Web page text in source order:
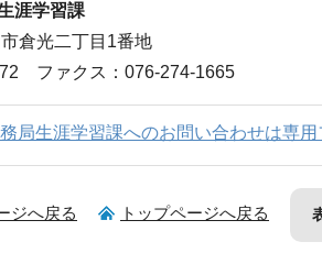
涯学習課
倉光二丁目1番地
ファクス：076-274-1665
局生涯学習課へのお問い合わせは専用
ジへ戻る トップページへ戻る